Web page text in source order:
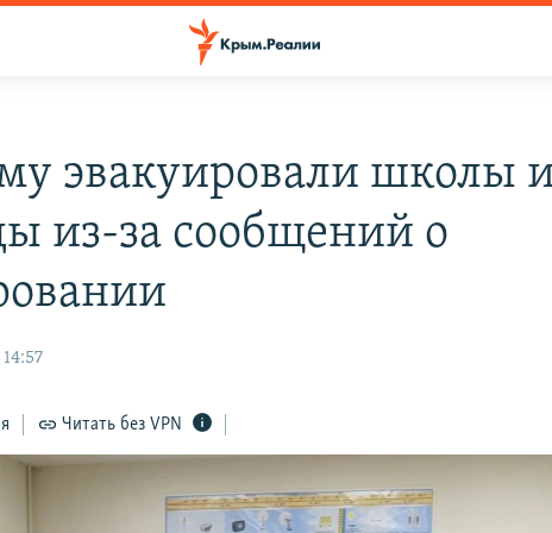
эвакуировали школы
из-за сообщений о
Читать без VPN